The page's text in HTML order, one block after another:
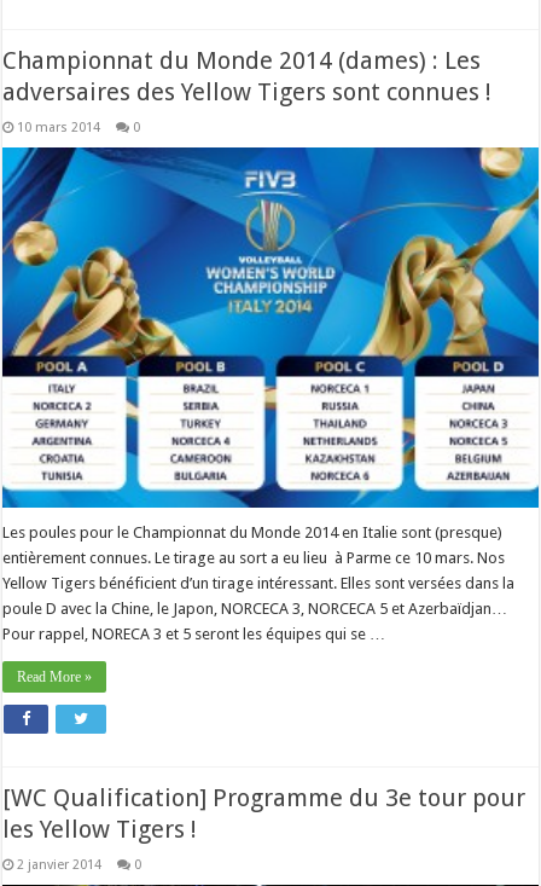
Championnat du Monde 2014 (dames) : Les
adversaires des Yellow Tigers sont connues !
10 mars 2014 0
Les poules pour le Championnat du Monde 2014 en Italie sont (presque)
entièrement connues. Le tirage au sort a eu lieu à Parme ce 10 mars. Nos
Yellow Tigers bénéficient d’un tirage intéressant. Elles sont versées dans la
poule D avec la Chine, le Japon, NORCECA 3, NORCECA 5 et Azerbaïdjan…
Pour rappel, NORECA 3 et 5 seront les équipes qui se …
Read More »
[WC Qualification] Programme du 3e tour pour
les Yellow Tigers !
2 janvier 2014 0